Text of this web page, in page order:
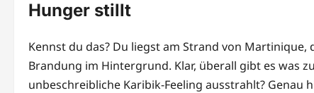
Hunger stillt
Kennst du das? Du liegst am Strand von
Brandung im Hintergrund. Klar, überall gibt es was
unbeschreibliche Karibik-Feeling ausstrahlt? Genau